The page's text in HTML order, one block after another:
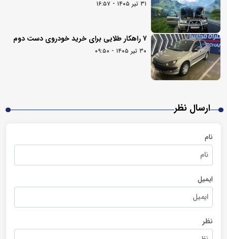
۳۱ تیر ۱۴۰۵ - ۱۶:۵۷
۷ راهکار طلایی برای خرید خودروی دست دوم
۳۰ تیر ۱۴۰۵ - ۰۹:۵۰
ارسال نظر
نام
ایمیل
نظر